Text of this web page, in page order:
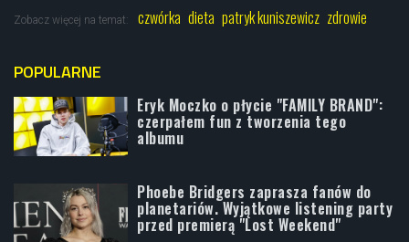
Zobacz więcej na temat: czwórka dieta patryk kuniszewicz zdrowie
POPULARNE
Eryk Moczko o płycie "FAMILY BRAND":
czerpałem fun z tworzenia tego
albumu
Phoebe Bridgers zaprasza fanów do
planetariów. Wyjątkowe listening party
przed premierą "Lost Weekend"